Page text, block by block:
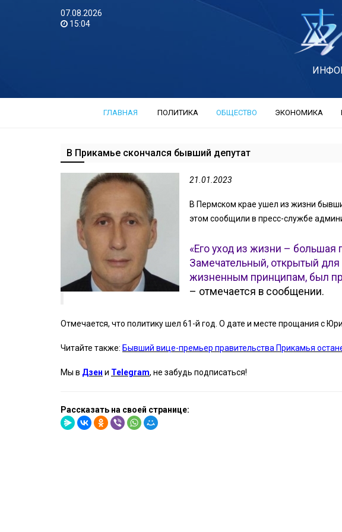
07.08.2026
15:04
ГЛАВНАЯ ПОЛИТИКА ОБЩЕСТВО ЭКОНОМИКА
В Прикамье скончался бывший депутат
21.01.2023
В Пермском крае ушел из жизни
этом сообщили в пресс-службе
«Его уход из жизни – большая
Замечательный, открытый
жизненным принципам, был
– отмечается в сообщении.
Отмечается, что политику шел 61-й год. О дате и месте прощания с
Читайте также: Бывший вице-премьер правительства Прикамья
Мы в Дзен и Telegram, не забудь подписаться!
Рассказать на своей странице: